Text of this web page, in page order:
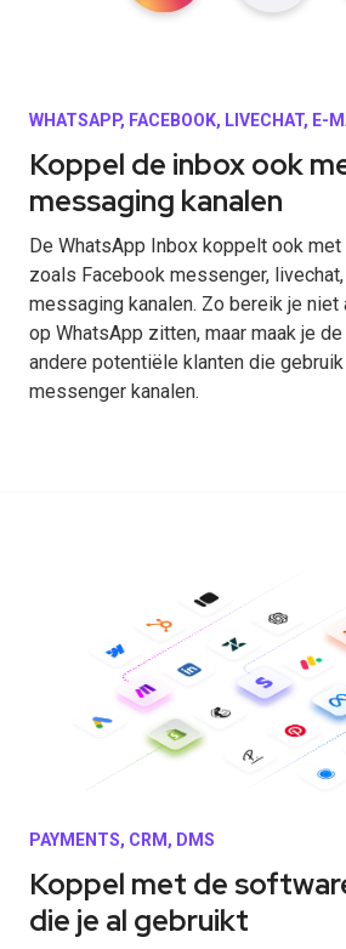
WHATSAPP, FACEBOOK, LIVECHAT, E-
Koppel de inbox ook
messaging kanalen
De WhatsApp Inbox koppelt ook met
zoals Facebook messenger,
messaging kanalen. Zo bereik je niet
op WhatsApp zitten, maar maak je
andere potentiële klanten die
messenger kanalen.
PAYMENTS, CRM, DMS
Koppel met de
die je al gebruikt